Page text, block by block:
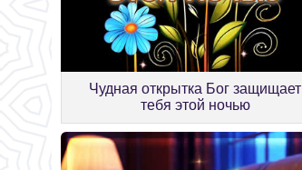
Чудная открытка Бог защищает
тебя этой ночью